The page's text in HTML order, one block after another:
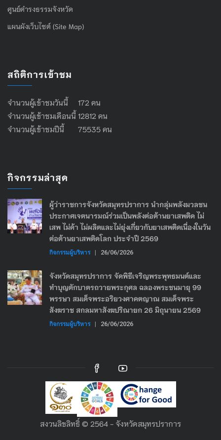
ศูนย์ดำรงธรรมจังหวัด
แผนผังเว็บไซต์ (Site Map)
สถิติการเข้าชม
จำนวนผู้เข้าชมวันนี้ 172 คน
จำนวนผู้เข้าชมเดือนนี้ 12812 คน
จำนวนผู้เข้าชมปีนี้ 75535 คน
กิจกรรมล่าสุด
ผู้ว่าราชการจังหวัดสมุทรปราการ นำกลุ่มพลังมวลชน
ประกาศเจตนารมณ์ร่วมเป็นพลังต่อต้านยาเสพติด ไม่
เสพ ไม่ค้า ไม่ผลิตและไม่ยุ่งเกี่ยวกับยาเสพติดเนื่องในวัน
ต่อต้านยาเสพติดโลก ประจำปี 2569
กิจกรรมผู้บริหาร | 26/06/2026
จังหวัดสมุทรปราการ จัดพิธีเจริญพระพุทธมนต์และ
ทำบุญตักบาตรถวายพระกุศล ฉลองพระชนมายุ 99
พรรษา สมเด็จพระอริยวงศาคตญาณ สมเด็จพระ
สังฆราช สกลมหาสังฆปริณายก 26 มิถุนายน 2569
กิจกรรมผู้บริหาร | 26/06/2026
สงวนลิขลิทธิ์ © 2564 - จังหวัดสมุทรปราการ